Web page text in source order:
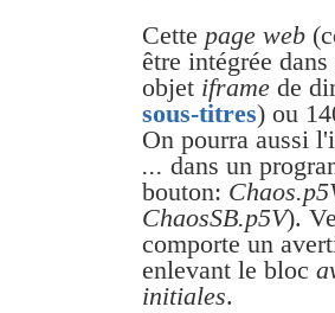
Cette page web
être intégrée
objet iframe de
sous-titres) ou
On pourra aussi
... dans un
bouton:
ChaosSB.p5V).
comporte un
enlevant le bloc
initiales.